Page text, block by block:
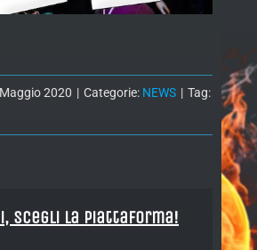
2020 | Categorie: NEWS | Tag:
Scegli la piattaforma!